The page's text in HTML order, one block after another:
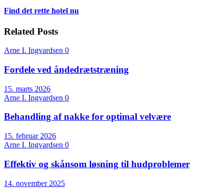
Find det rette hotel nu
Related Posts
Arne I. Ingvardsen 0
Fordele ved åndedrætstræning
15. marts 2026
Arne I. Ingvardsen 0
Behandling af nakke for optimal velvære
15. februar 2026
Arne I. Ingvardsen 0
Effektiv og skånsom løsning til hudproblemer
14. november 2025